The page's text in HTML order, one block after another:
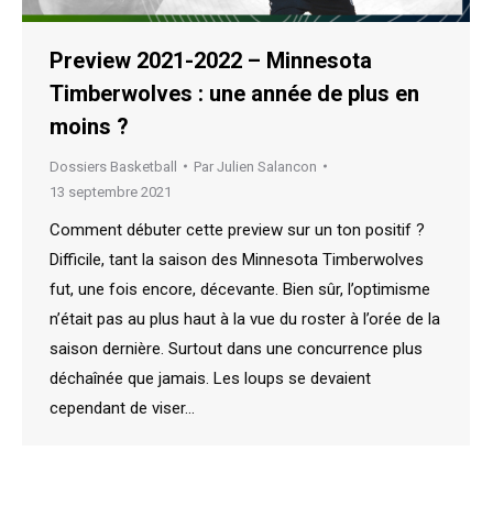
Preview 2021-2022 – Minnesota
Timberwolves : une année de plus en
moins ?
Dossiers Basketball Par Julien Salancon
13 septembre 2021
Comment débuter cette preview sur un ton positif ?
Difficile, tant la saison des Minnesota Timberwolves
fut, une fois encore, décevante. Bien sûr, l’optimisme
n’était pas au plus haut à la vue du roster à l’orée de la
saison dernière. Surtout dans une concurrence plus
déchaînée que jamais. Les loups se devaient
cependant de viser…